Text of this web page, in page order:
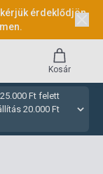
érdeklődjön
Ft felett
20.000 Ft
Kosár